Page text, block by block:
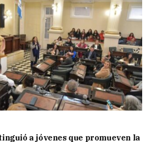
a jóvenes que promueven la